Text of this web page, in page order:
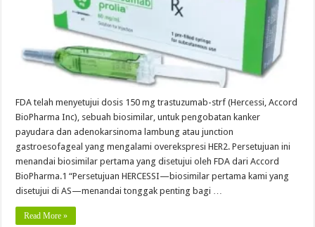
FDA telah menyetujui dosis 150 mg trastuzumab-strf (Hercessi, Accord
BioPharma Inc), sebuah biosimilar, untuk pengobatan kanker
payudara dan adenokarsinoma lambung atau junction
gastroesofageal yang mengalami overekspresi HER2. Persetujuan ini
menandai biosimilar pertama yang disetujui oleh FDA dari Accord
BioPharma.1 “Persetujuan HERCESSI—biosimilar pertama kami yang
disetujui di AS—menandai tonggak penting bagi …
Read More »